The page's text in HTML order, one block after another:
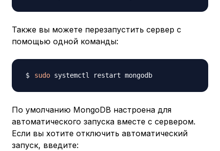
Также вы можете перезапустить сервер с
помощью одной команды:
sudo
По умолчанию MongoDB настроена для
автоматического запуска вместе с сервером.
Если вы хотите отключить автоматический
запуск, введите: